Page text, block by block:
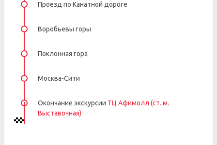
Проезд по Канатной дороге
Воробьевы горы
Поклонная гора
Москва-Сити
Окончание экскурсии ТЦ Афимолл (ст. м.
Выставочная)